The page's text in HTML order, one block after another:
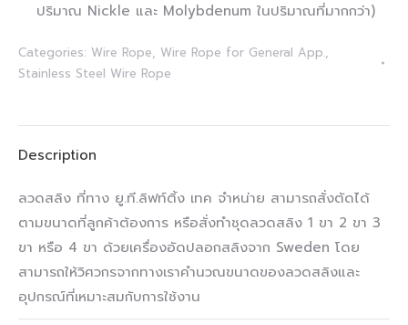
ปริมาณ Nickle และ Molybdenum ในปริมาณที่มากกว่า)
Categories: Wire Rope, Wire Rope for General App.,
Stainless Steel Wire Rope
Description
ลวดสลิง ที่ทาง ยู.ที.ลิฟท์ติ้ง เทค จำหน่าย สามารถสั่งตัดได้
ตามขนาดที่ลูกค้าต้องการ หรือสั่งทำชุดลวดสลิง 1 ขา 2 ขา 3
ขา หรือ 4 ขา ด้วยเครื่องอัดปลอกสลิงจาก Sweden โดย
สามารถให้วิศวกรจากทางเราคำนวณขนาดของลวดสลิงและ
อุปกรณ์ที่เหมาะสมกับการใช้งาน